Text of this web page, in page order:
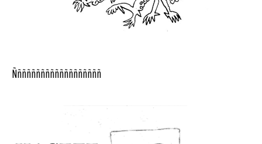
Ñññññññññññññññññññ